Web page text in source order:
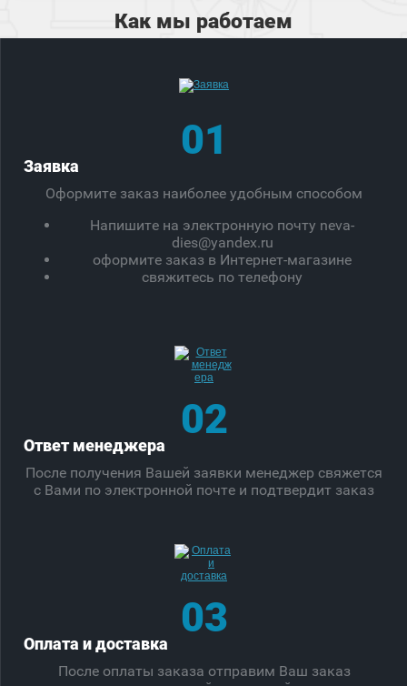
Как мы работаем
01
Заявка
Оформите заказ наиболее удобным способом
Напишите на электронную почту neva-
dies@yandex.ru
оформите заказ в Интернет-магазине
свяжитесь по телефону
02
Ответ менеджера
После получения Вашей заявки менеджер свяжется
с Вами по электронной почте и подтвердит заказ
03
Оплата и доставка
После оплаты заказа отправим Ваш заказ